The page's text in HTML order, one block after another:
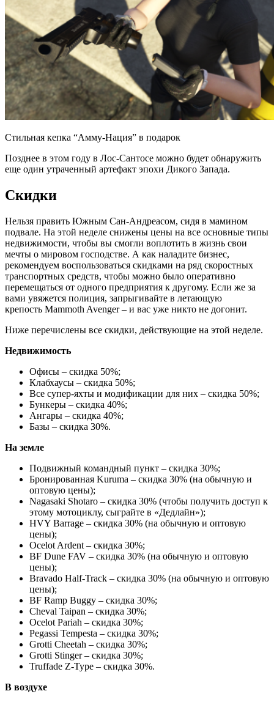
Стильная кепка “Амму-Нация” в подарок
Позднее в этом году в Лос-Сантосе можно будет обнаружить
еще один утраченный артефакт эпохи Дикого Запада.
Скидки
Нельзя править Южным Сан-Андреасом, сидя в мамином
подвале. На этой неделе снижены цены на все основные типы
недвижимости, чтобы вы смогли воплотить в жизнь свои
мечты о мировом господстве. А как наладите бизнес,
рекомендуем воспользоваться скидками на ряд скоростных
транспортных средств, чтобы можно было оперативно
перемещаться от одного предприятия к другому. Если же за
вами увяжется полиция, запрыгивайте в летающую
крепость Mammoth Avenger – и вас уже никто не догонит.
Ниже перечислены все скидки, действующие на этой неделе.
Недвижимость
Офисы – скидка 50%;
Клабхаусы – скидка 50%;
Все супер-яхты и модификации для них – скидка 50%;
Бункеры – скидка 40%;
Ангары – скидка 40%;
Базы – скидка 30%.
На земле
Подвижный командный пункт – скидка 30%;
Бронированная Kuruma – скидка 30% (на обычную и
оптовую цены);
Nagasaki Shotaro – скидка 30% (чтобы получить доступ к
этому мотоциклу, сыграйте в «Дедлайн»);
HVY Barrage – скидка 30% (на обычную и оптовую
цены);
Ocelot Ardent – скидка 30%;
BF Dune FAV – скидка 30% (на обычную и оптовую
цены);
Bravado Half-Track – скидка 30% (на обычную и оптовую
цены);
BF Ramp Buggy – скидка 30%;
Cheval Taipan – скидка 30%;
Ocelot Pariah – скидка 30%;
Pegassi Tempesta – скидка 30%;
Grotti Cheetah – скидка 30%;
Grotti Stinger – скидка 30%;
Truffade Z-Type – скидка 30%.
В воздухе